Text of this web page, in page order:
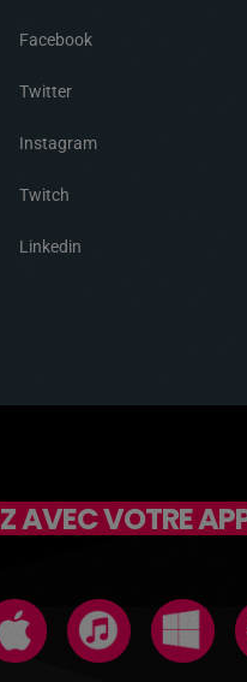
Facebook
Twitter
Instagram
Twitch
Linkedin
AVEC VOTRE